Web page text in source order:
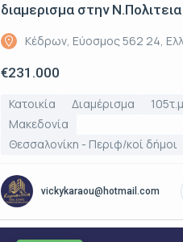
διαμερισμα στην
Κέδρων, Εύοσμος 562 24,
€231.000
Κατοικία Διαμέρισμα
Μακεδονία
Θεσσαλονίκη - Περιφ/κοί δήμοι
vickykaraou@hotmail.com